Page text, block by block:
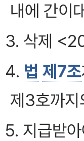
내에 간이
3. 삭제
4. 법 제7조
제3호까지
5. 지급받